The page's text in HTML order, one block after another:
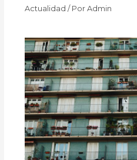
Actualidad / Por Admin